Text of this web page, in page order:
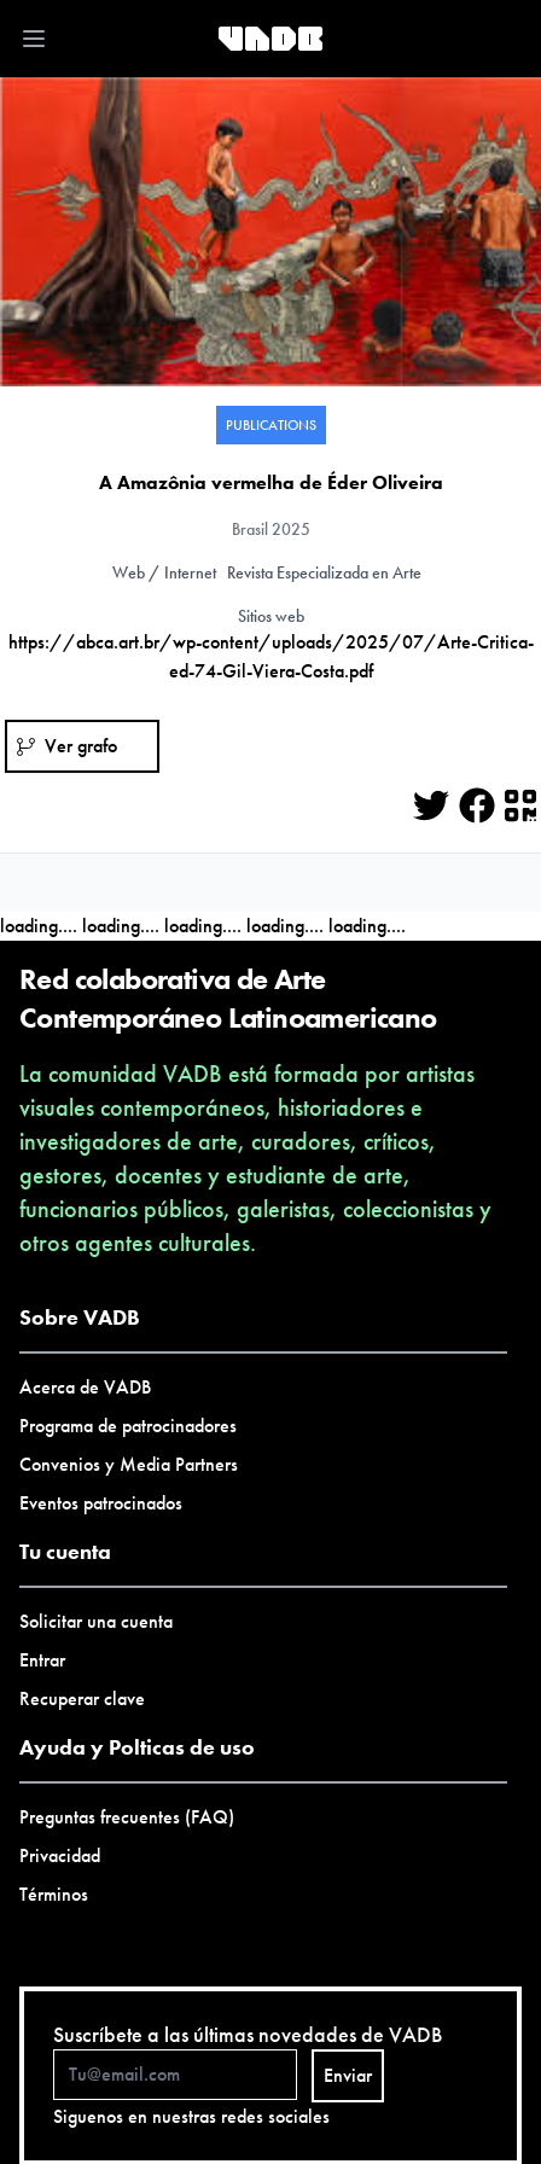
Open main menu
PUBLICATIONS
A Amazônia vermelha de Éder Oliveira
Brasil2025
Web / Internet Revista Especializada en Arte
Sitios web
https://abca.art.br/wp-content/uploads/2025/07/Arte-Critica-
ed-74-Gil-Viera-Costa.pdf
Ver grafo
Twitter
loading.... loading.... loading.... loading.... loading....
Red colaborativa de Arte
Contemporáneo Latinoamericano
La comunidad VADB está formada por artistas
visuales contemporáneos, historiadores e
investigadores de arte, curadores, críticos,
gestores, docentes y estudiante de arte,
funcionarios públicos, galeristas, coleccionistas y
otros agentes culturales.
Sobre VADB
Acerca de VADB
Programa de patrocinadores
Convenios y Media Partners
Eventos patrocinados
Tu cuenta
Solicitar una cuenta
Entrar
Recuperar clave
Ayuda y Polticas de uso
Preguntas frecuentes (FAQ)
Privacidad
Términos
Suscríbete a las últimas novedades de VADB
Enviar
Siguenos en nuestras redes sociales